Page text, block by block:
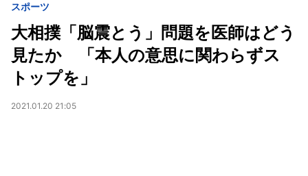
スポーツ
大相撲「脳震とう」問題を医師はどう
見たか 「本人の意思に関わらずス
トップを」
2021.01.20 21:05